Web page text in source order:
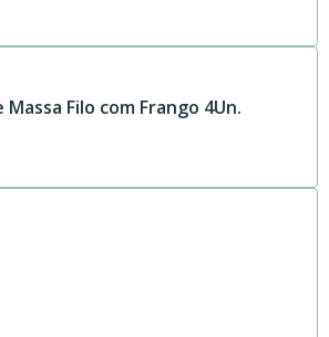
Filo com Frango 4Un.